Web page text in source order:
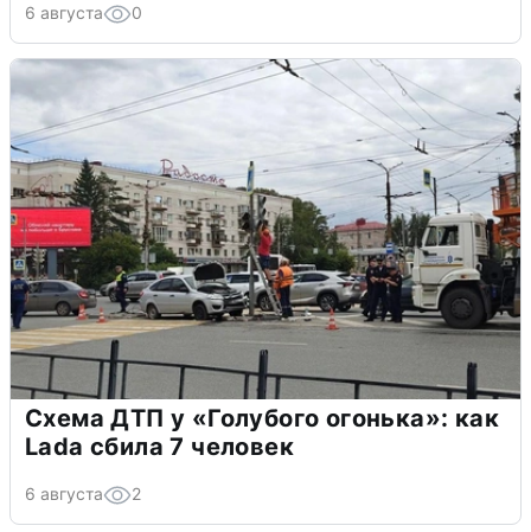
6 августа 0
Схема ДТП у «Голубого огонька»: как
Lada сбила 7 человек
6 августа 2